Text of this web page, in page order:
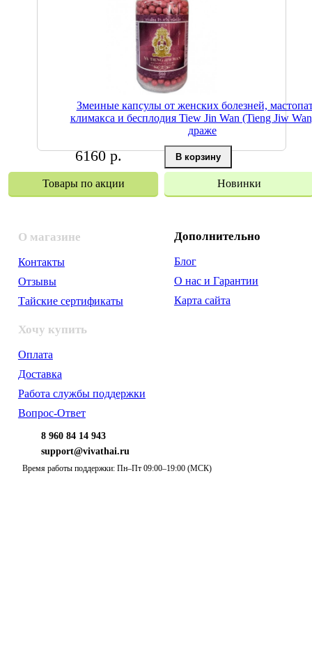
Змеиные капсулы от женских болезней,
климакса и бесплодия Tiew Jin Wan (Tieng Jiw
драже
6160 р.
Товары по акции Новинки
О магазине
Контакты
Отзывы
Тайские сертификаты
Хочу купить
Оплата
Доставка
Работа службы поддержки
Вопрос-Ответ
Дополнительно
Блог
О нас и Гарантии
Карта сайта
8 960 84 14 943
support@vivathai.ru
Время работы поддержки: Пн–Пт 09:00–19:00 (МСК)